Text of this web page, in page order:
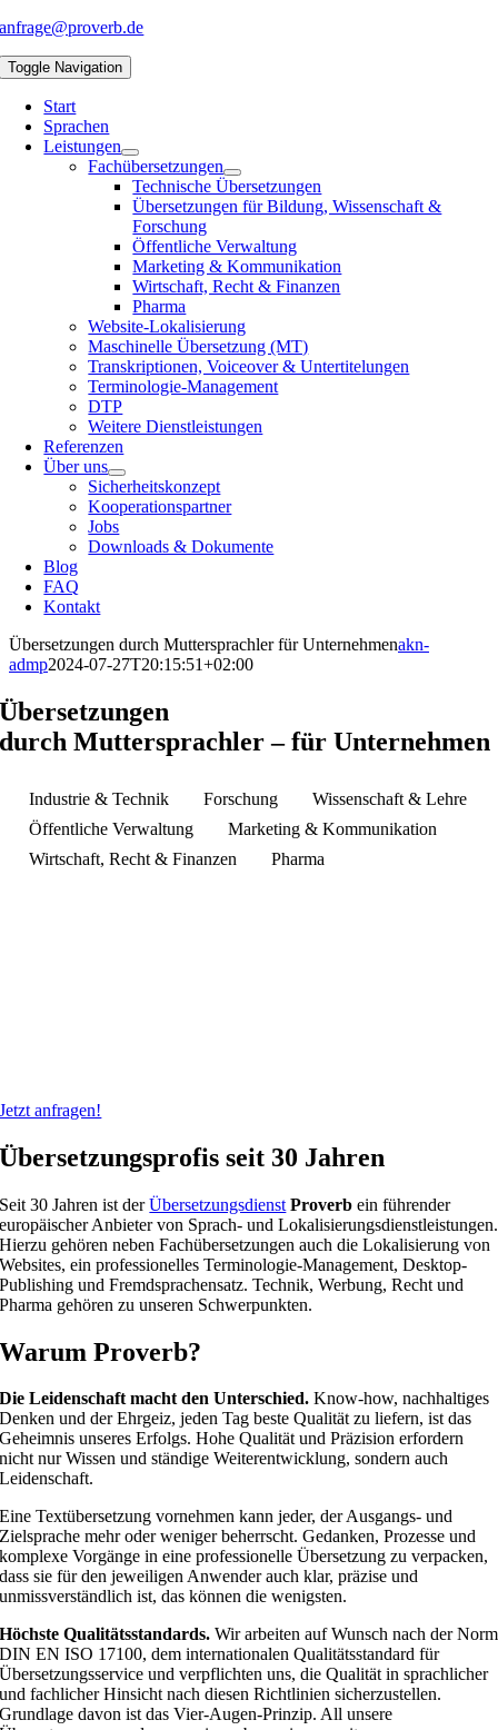
anfrage@proverb.de
Toggle Navigation
Start
Sprachen
Leistungen
Fachübersetzungen
Technische Übersetzungen
Übersetzungen für Bildung, Wissenschaft &
Forschung
Öffentliche Verwaltung
Marketing & Kommunikation
Wirtschaft, Recht & Finanzen
Pharma
Website-Lokalisierung
Maschinelle Übersetzung (MT)
Transkriptionen, Voiceover & Untertitelungen
Terminologie-Management
DTP
Weitere Dienstleistungen
Referenzen
Über uns
Sicherheitskonzept
Kooperationspartner
Jobs
Downloads & Dokumente
Blog
FAQ
Kontakt
Übersetzungen durch Muttersprachler für Unternehmenakn-
admp2024-07-27T20:15:51+02:00
Übersetzungen
durch Muttersprachler – für Unternehmen
Industrie & Technik Forschung
Wissenschaft & Lehre
Öffentliche Verwaltung
Marketing & Kommunikation
Wirtschaft, Recht & Finanzen
Pharma
Jetzt anfragen!
Übersetzungsprofis seit 30 Jahren
Seit 30 Jahren ist derÜbersetzungsdienst Proverb ein führender
europäischer Anbieter von Sprach- und Lokalisierungsdienstleistungen.
Hierzu gehören neben Fachübersetzungen auch die Lokalisierung von
Websites, ein professionelles Terminologie-Management, Desktop-
Publishing und Fremdsprachensatz. Technik, Werbung, Recht und
Pharma gehören zu unseren Schwerpunkten.
Warum Proverb?
Die Leidenschaft macht den Unterschied. Know-how, nachhaltiges
Denken und der Ehrgeiz, jeden Tag beste Qualität zu liefern, ist das
Geheimnis unseres Erfolgs. Hohe Qualität und Präzision erfordern
nicht nur Wissen und ständige Weiterentwicklung, sondern auch
Leidenschaft.
Eine Textübersetzung vornehmen kann jeder, der Ausgangs- und
Zielsprache mehr oder weniger beherrscht. Gedanken, Prozesse und
komplexe Vorgänge in eine professionelle Übersetzung zu verpacken,
dass sie für den jeweiligen Anwender auch klar, präzise und
unmissverständlich ist, das können die wenigsten.
Höchste Qualitätsstandards. Wir arbeiten auf Wunsch nach der Norm
DIN EN ISO 17100, dem internationalen Qualitätsstandard für
Übersetzungsservice und verpflichten uns, die Qualität in sprachlicher
und fachlicher Hinsicht nach diesen Richtlinien sicherzustellen.
Grundlage davon ist das Vier-Augen-Prinzip. All unsere